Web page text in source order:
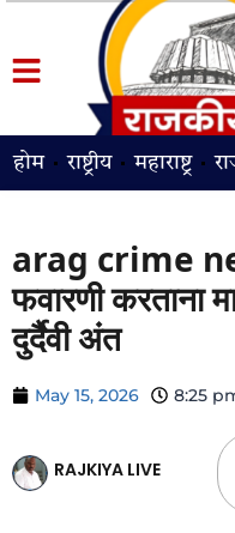
होम राष्ट्रीय महाराष्ट्र
arag crime
फवारणी करताना
दुर्दैवी अंत
May 15, 2026 8:25
RAJKIYA LIVE